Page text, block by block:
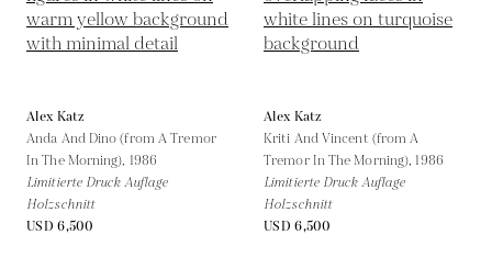
Alex Katz
Anda And Dino (from A Tremor
In The Morning), 1986
Limitierte Druck Auflage
Holzschnitt
USD 6,500
Alex Katz
Kriti And Vincent (from A
Tremor In The Morning),1986
Limitierte Druck Auflage
Holzschnitt
USD 6,500